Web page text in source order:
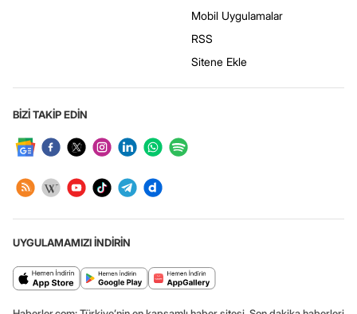
Mobil Uygulamalar
RSS
Sitene Ekle
BİZİ TAKİP EDİN
UYGULAMAMIZI İNDİRİN